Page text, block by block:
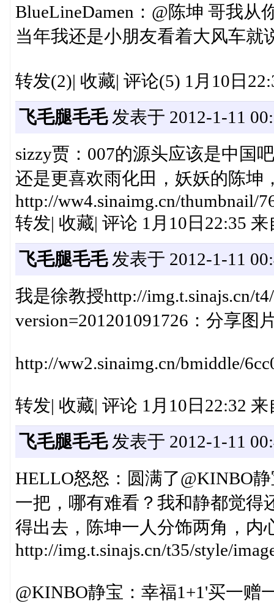
BlueLineDamen：@陈坤 哥我
当年我还是小朋友看着大风车就
转发(2)| 收藏| 评论(5) 1月10日
飞毛腿毛毛发表于 2012-1-11
sizzy贾：007的源头应该是中国
还是更喜欢雨化田，妖妖的陈坤
http://ww4.sinaimg.cn/thumbnail/
转发| 收藏| 评论 1月10日22:35
飞毛腿毛毛发表于 2012-1-11
我是徐教授http://img.t.sinajs.cn/
version=201201091726：分享图
http://ww2.sinaimg.cn/bmiddle/
转发| 收藏| 评论 1月10日22:32
飞毛腿毛毛发表于 2012-1-11
HELLO怒怒：圆满了@KINBO
一把，哪有难看？我和静都觉得
得出去，陈坤一人分饰两角，
http://img.t.sinajs.cn/t35/style/
@KINBO静宝：幸福1+1'买一赠